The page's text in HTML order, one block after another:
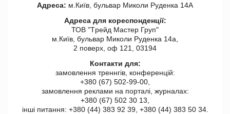
Адреса: м.Київ, бульвар Миколи Руденка 14А
Адреса для кореспонденції:
ТОВ "Tрейд Мастер Груп"
м.Київ, бульвар Миколи Руденка 14а,
2 поверх, оф 121, 03194
Контакти для:
замовлення треннгів, конференцій:
+380 (67) 502-99-00,
замовлення реклами на порталі, журналах:
+380 (67) 502 30 13,
інші питання: +380 (44) 383 92 39, +380 (44) 383 50 34.